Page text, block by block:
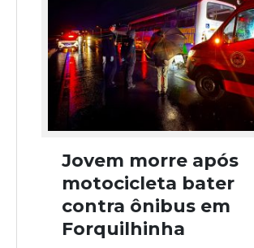
Jovem morre após
motocicleta bater
contra ônibus em
Forquilhinha